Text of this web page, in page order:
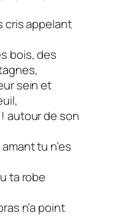
cris appelant
bois, des
sein et
autour de son
tu n’es
ta robe
n’a point